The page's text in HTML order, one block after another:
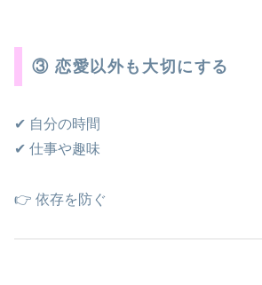
③ 恋愛以外も大切にする
✔ 自分の時間
✔ 仕事や趣味
👉 依存を防ぐ